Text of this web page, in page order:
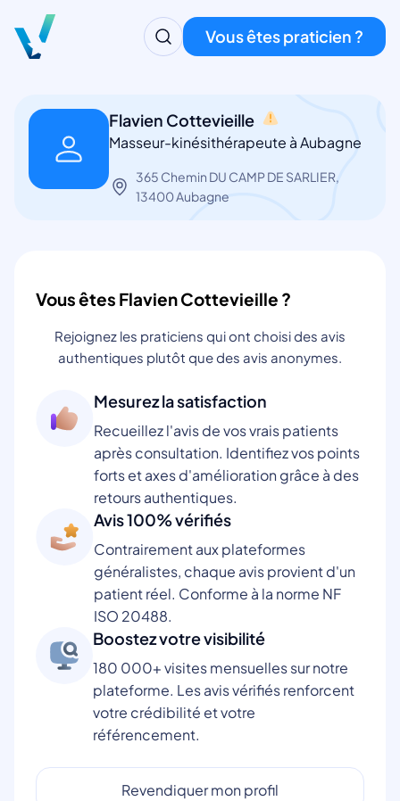
Vous êtes praticien ?
Flavien Cottevieille
Masseur-kinésithérapeute à Aubagne
365 Chemin DU CAMP DE SARLIER,
13400 Aubagne
Vous êtes Flavien Cottevieille ?
Rejoignez les praticiens qui ont choisi des avis
authentiques plutôt que des avis anonymes.
Mesurez la satisfaction
Recueillez l'avis de vos vrais patients
après consultation. Identifiez vos points
forts et axes d'amélioration grâce à des
retours authentiques.
Avis 100% vérifiés
Contrairement aux plateformes
généralistes, chaque avis provient d'un
patient réel. Conforme à la norme NF
ISO 20488.
Boostez votre visibilité
180 000+ visites mensuelles sur notre
plateforme. Les avis vérifiés renforcent
votre crédibilité et votre
référencement.
Revendiquer mon profil